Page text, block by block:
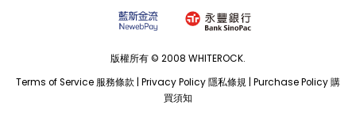
版權所有 © 2008 WHITEROCK.
Terms of Service 服務條款
Privacy Policy 隱私條規 Purchase Policy 購
買須知